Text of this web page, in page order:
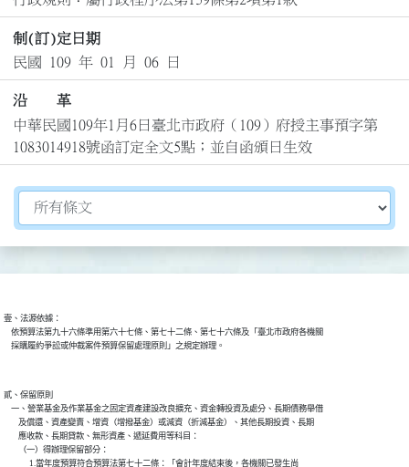
制(訂)定日期
民國 109 年 01 月 06 日
沿 革
中華民國109年1月6日臺北市政府（109）府授主事預字第
1083014918號函訂定全文5點；並自函頒日生效
切換選擇法規資訊內容
壹、法源依據：
    依預算法第九十六條準用第六十七條、第七十二條、第七十六條及「臺北市政府各機關
貳、保留原則
    一、營業基金及作業基金之固定資產建設改良擴充、資金轉投資及處分、長期債務舉借
        及償還、資產變賣、增資（增撥基金）或減資（折減基金）、其他長期投資、長期
        應收款、長期貸款、無形資產、遞延費用等科目：
        （一）得辦理保留部分：
              1.當年度預算符合預算法第七十二條：「會計年度結束後，各機關已發生尚